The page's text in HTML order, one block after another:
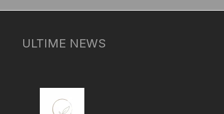
ULTIME NEWS